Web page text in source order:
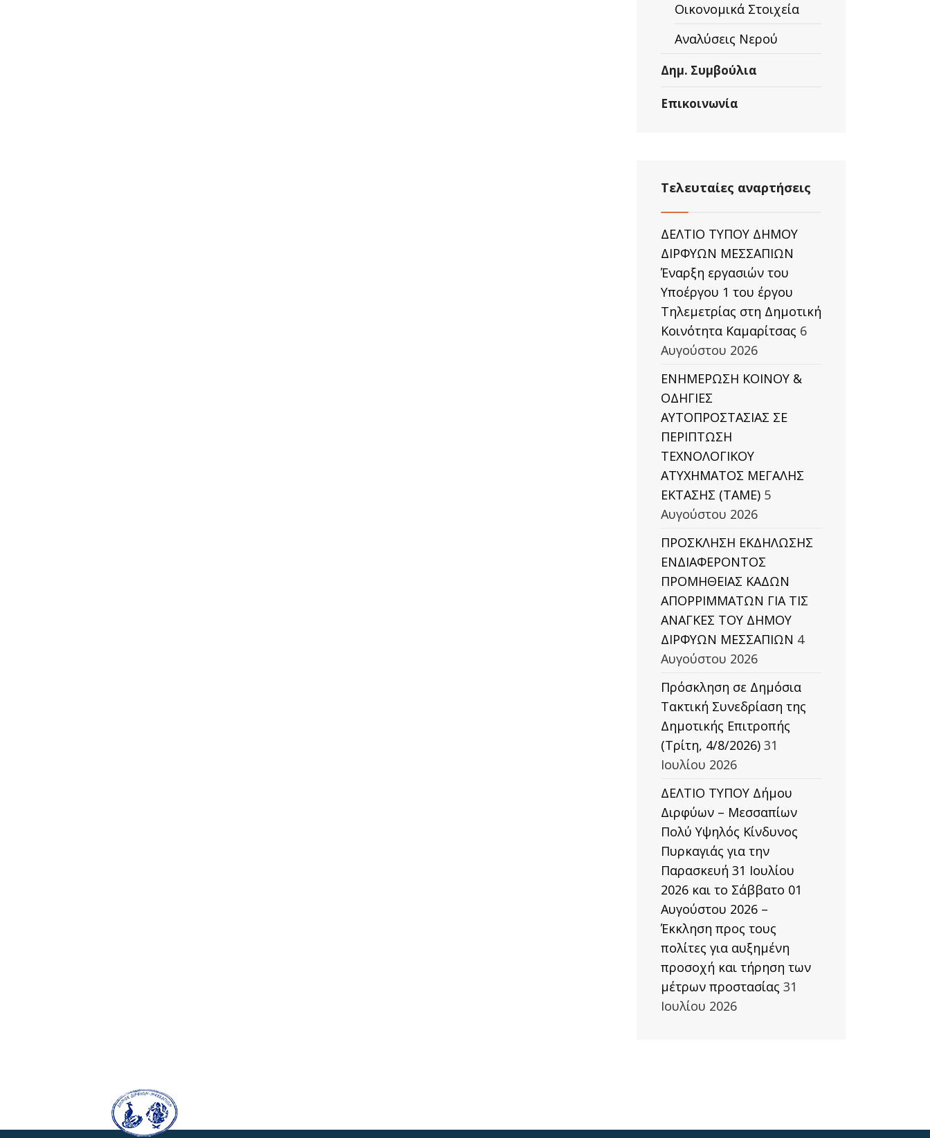
Οικονομικά Στοιχεία
Αναλύσεις Νερού
Δημ. Συμβούλια
Επικοινωνία
Τελευταίες αναρτήσεις
ΔΕΛΤΙΟ ΤΥΠΟΥ ΔΗΜΟΥ
ΔΙΡΦΥΩΝ ΜΕΣΣΑΠΙΩΝ
Έναρξη εργασιών του
Υποέργου 1 του έργου
Τηλεμετρίας στη Δημοτική
Κοινότητα Καμαρίτσας 6
Αυγούστου 2026
ΕΝΗΜΕΡΩΣΗ ΚΟΙΝΟΥ &
ΟΔΗΓΙΕΣ
ΑΥΤΟΠΡΟΣΤΑΣΙΑΣ ΣΕ
ΠΕΡΙΠΤΩΣΗ
ΤΕΧΝΟΛΟΓΙΚΟΥ
ΑΤΥΧΗΜΑΤΟΣ ΜΕΓΑΛΗΣ
ΕΚΤΑΣΗΣ (TAΜΕ) 5
Αυγούστου 2026
ΠΡΟΣΚΛΗΣΗ ΕΚΔΗΛΩΣΗΣ
ΕΝΔΙΑΦΕΡΟΝΤΟΣ
ΠΡΟΜΗΘΕΙΑΣ ΚΑΔΩΝ
ΑΠΟΡΡΙΜΜΑΤΩΝ ΓΙΑ ΤΙΣ
ΑΝΑΓΚΕΣ ΤΟΥ ΔΗΜΟΥ
ΔΙΡΦΥΩΝ ΜΕΣΣΑΠΙΩΝ 4
Αυγούστου 2026
Πρόσκληση σε Δημόσια
Τακτική Συνεδρίαση της
Δημοτικής Επιτροπής
(Τρίτη, 4/8/2026) 31
Ιουλίου 2026
ΔΕΛΤΙΟ ΤΥΠΟΥ Δήμου
Διρφύων – Μεσσαπίων
Πολύ Υψηλός Κίνδυνος
Πυρκαγιάς για την
Παρασκευή 31 Ιουλίου
2026 και το Σάββατο 01
Αυγούστου 2026 –
Έκκληση προς τους
πολίτες για αυξημένη
προσοχή και τήρηση των
μέτρων προστασίας 31
Ιουλίου 2026